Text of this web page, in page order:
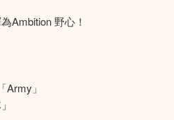
Ambition 野心！
」